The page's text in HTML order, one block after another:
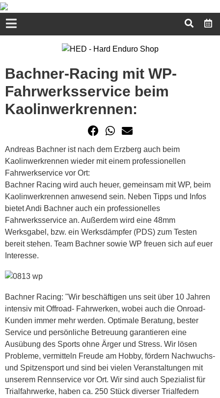
Bachner-Racing mit WP-
Fahrwerksservice beim
Kaolinwerkrennen:
Andreas Bachner ist nach dem Erzberg auch beim
Kaolinwerkrennen wieder mit einem professionellen
Fahrwerkservice vor Ort:
Bachner Racing wird auch heuer, gemeinsam mit WP, beim
Kaolinwerkrennen anwesend sein. Neben Tipps und Infos
bietet Andi Bachner auch ein professionelles
Fahrwerksservice an. Außerdem wird eine 48mm
Werksgabel, bzw. ein Werksdämpfer (PDS) zum Testen
bereit stehen. Team Bachner sowie WP freuen sich auf euer
Interesse.
Bachner Racing: "Wir beschäftigen uns seit über 10 Jahren
intensiv mit Offroad- Fahrwerken, wobei auch die Onroad-
Kunden immer mehr werden. Optimale Beratung, bester
Service und persönliche Betreuung garantieren eine
Ausübung des Sports ohne Ärger und Stress. Wir lösen
Probleme, vermitteln Freude am Hobby, fördern Nachwuchs-
und Spitzensport und sind bei vielen Veranstaltungen mit
unserem Rennservice vor Ort. Wir sind auch Spezialist für
Trialfahrwerke, haben ca. 250 Stück diverser Trialfedern